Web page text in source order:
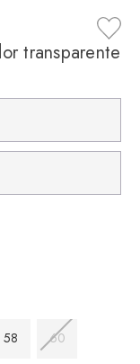
transparente
58 60